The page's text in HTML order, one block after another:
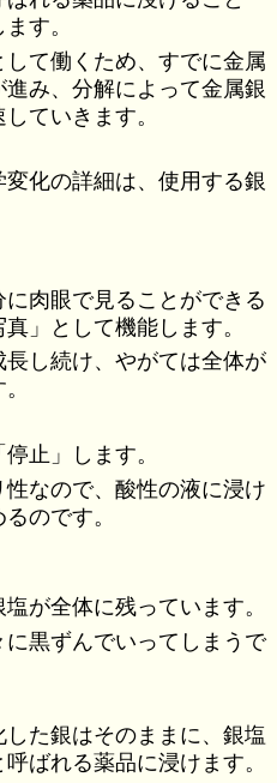
す。
て働くため、すでに金属
み、分解によって金属銀
ていきます。
変化の詳細は、使用する銀
肉眼で見ることができる
」として機能します。
し続け、やがては全体が
止」します。
なので、酸性の液に浸け
のです。
が全体に残っています。
黒ずんでいってしまうで
た銀はそのままに、銀塩
ばれる薬品に浸けます。